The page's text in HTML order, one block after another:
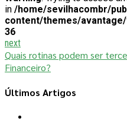
in /home/sevilhacombr/
content/themes/
36
next
Quais rotinas podem ser
Financeiro?
Últimos Artigos